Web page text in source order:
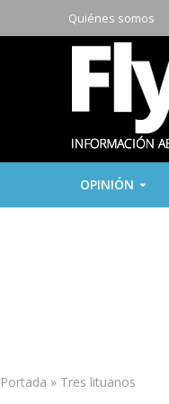
Quiénes somos
OPINIÓN
Portada » Tres lituanos